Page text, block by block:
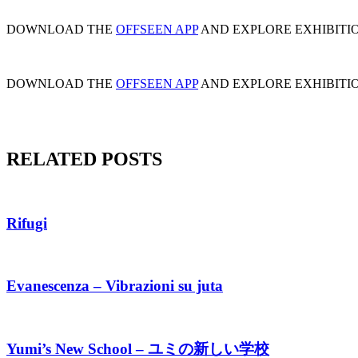
DOWNLOAD THE OFFSEEN APPAND EXPLORE
DOWNLOAD THE OFFSEEN APPAND EXPLORE
RELATED POSTS
Rifugi
Evanescenza – Vibrazioni su juta
Yumi’s New School – ユミの新しい学校